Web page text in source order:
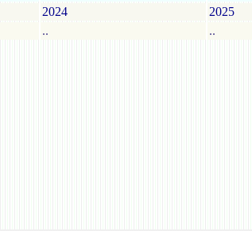
2024
2025
.. ..